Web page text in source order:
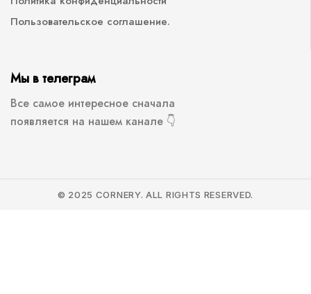
Пользовательское соглашение.
Мы в телеграм
Все самое интересное сначала
появляется на нашем канале 👇
© 2025 CORNERY. ALL RIGHTS RESERVED.